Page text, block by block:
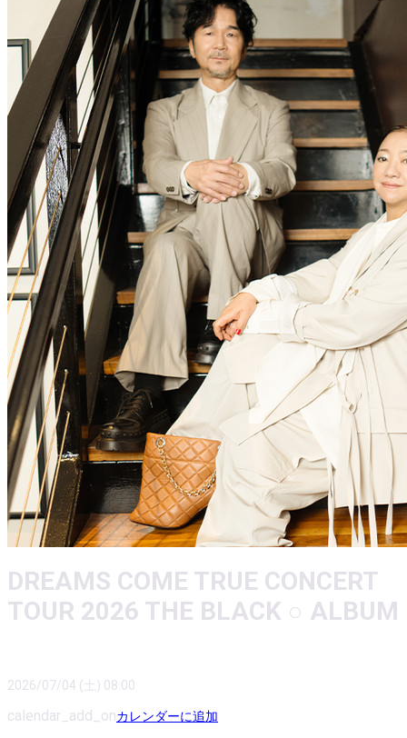
DREAMS COME TRUE CONCERT
TOUR 2026 THE BLACK ○ ALBUM
2026/07/04 (土) 08:00
calendar_add_onカレンダーに追加